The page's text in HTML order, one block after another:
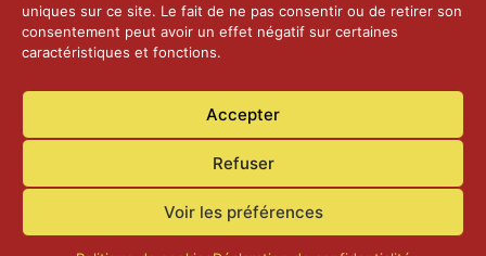
uniques sur ce site. Le fait de ne pas consentir ou de retirer son
consentement peut avoir un effet négatif sur certaines
caractéristiques et fonctions.
Accepter
Refuser
Voir les préférences
14 janvier 2025
Actualités Contact Confidentialité